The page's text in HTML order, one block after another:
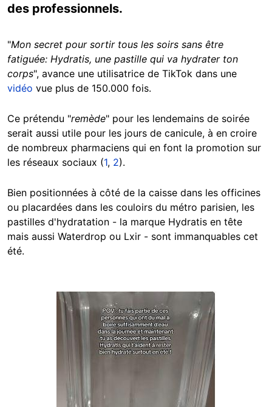
des professionnels.
"Mon secret pour sortir tous les soirs sans être
fatiguée: Hydratis, une pastille qui va hydrater ton
corps", avance une utilisatrice de TikTok dans une
vidéo vue plus de 150.000 fois.
Ce prétendu "remède" pour les lendemains de soirée
serait aussi utile pour les jours de canicule, à en croire
de nombreux pharmaciens qui en font la promotion sur
les réseaux sociaux (1, 2).
Bien positionnées à côté de la caisse dans les officines
ou placardées dans les couloirs du métro parisien, les
pastilles d'hydratation - la marque Hydratis en tête
mais aussi Waterdrop ou Lxir - sont immanquables cet
été.